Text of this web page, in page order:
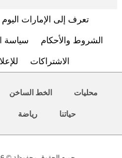
تعرف إلى الإمارات اليوم
الشروط والأحكام سياسة
الاشتراكات
محليات الخط الساخن
حياتنا رياضة